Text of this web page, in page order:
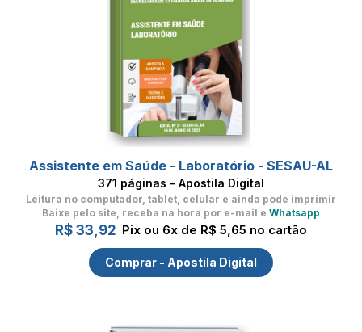
Assistente em Saúde - Laboratório - SESAU-AL
371 páginas - Apostila Digital
Leitura no computador, tablet, celular e ainda pode imprimir
Baixe pelo site, receba na hora por e-mail e Whatsapp
R$ 33,92 Pix ou 6x de R$ 5,65 no cartão
Comprar - Apostila Digital